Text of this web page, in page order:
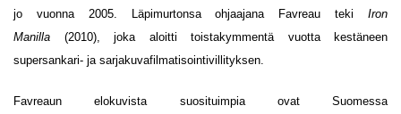
jo vuonna 2005. Läpimurtonsa ohjaajana Favreau teki Iron
Manilla (2010), joka aloitti toistakymmentä vuotta kestäneen
supersankari- ja sarjakuvafilmatisointivillityksen.
Favreaun elokuvista suosituimpia ovat Suomessa